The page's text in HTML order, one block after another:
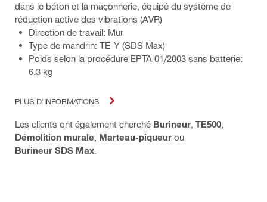
dans le béton et la maçonnerie, équipé du système de
réduction active des vibrations (AVR)
Direction de travail: Mur
Type de mandrin: TE-Y (SDS Max)
Poids selon la procédure EPTA 01/2003 sans batterie:
6.3 kg
PLUS D'INFORMATIONS
Les clients ont également cherché Burineur TE500
Démolition murale Marteau-piqueur ou
Burineur SDS Max